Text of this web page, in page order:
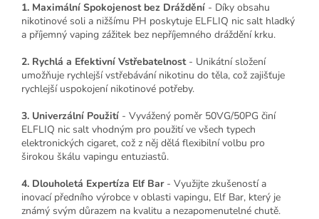
1. Maximální Spokojenost bez Dráždění - Díky obsahu
nikotinové soli a nižšímu PH poskytuje ELFLIQ nic salt hladký
a příjemný vaping zážitek bez nepříjemného dráždění krku.
2. Rychlá a Efektivní Vstřebatelnost- Unikátní složení
umožňuje rychlejší vstřebávání nikotinu do těla, což zajišťuje
rychlejší uspokojení nikotinové potřeby.
3. Univerzální Použití - Vyvážený poměr 50VG/50PG činí
ELFLIQ nic salt vhodným pro použití ve všech typech
elektronických cigaret, což z něj dělá flexibilní volbu pro
širokou škálu vapingu entuziastů.
4. Dlouholetá Expertíza Elf Bar- Využijte zkušeností a
inovací předního výrobce v oblasti vapingu, Elf Bar, který je
známý svým důrazem na kvalitu a nezapomenutelné chutě.